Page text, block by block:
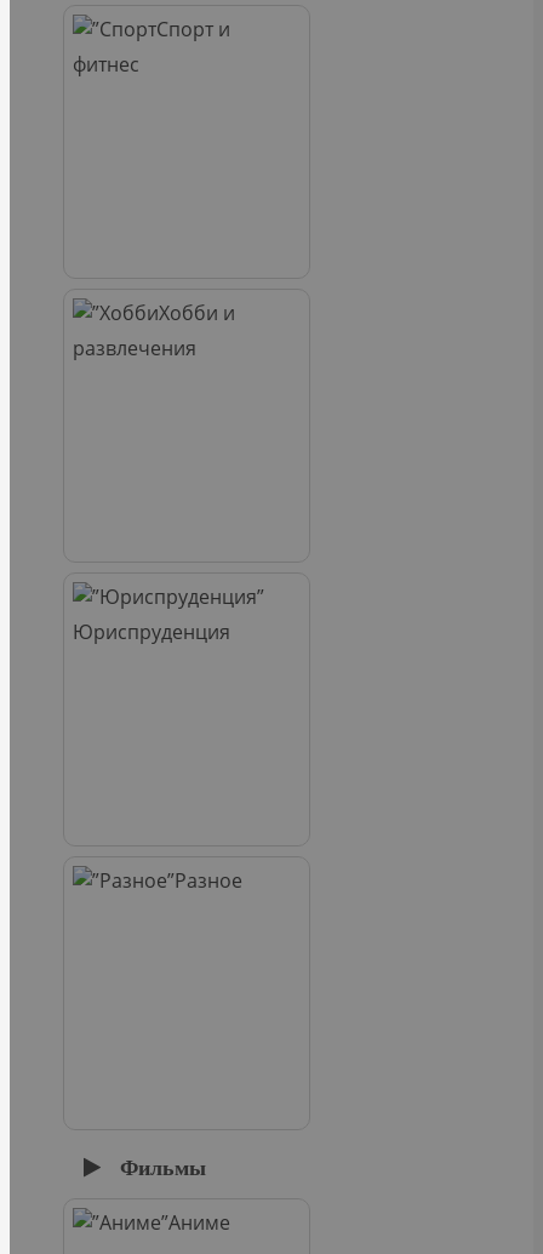
Спорт и
фитнес
Хобби и
развлечения
Юриспруденция
Разное
Фильмы
Аниме